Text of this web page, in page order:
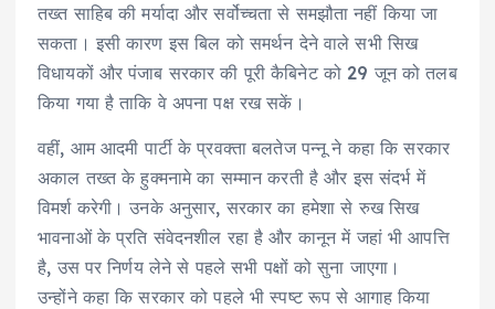
तख्त साहिब की मर्यादा और सर्वोच्चता से समझौता नहीं किया जा
सकता। इसी कारण इस बिल को समर्थन देने वाले सभी सिख
विधायकों और पंजाब सरकार की पूरी कैबिनेट को 29 जून को तलब
किया गया है ताकि वे अपना पक्ष रख सकें।
वहीं, आम आदमी पार्टी के प्रवक्ता बलतेज पन्नू ने कहा कि सरकार
अकाल तख्त के हुक्मनामे का सम्मान करती है और इस संदर्भ में
विमर्श करेगी। उनके अनुसार, सरकार का हमेशा से रुख सिख
भावनाओं के प्रति संवेदनशील रहा है और कानून में जहां भी आपत्ति
है, उस पर निर्णय लेने से पहले सभी पक्षों को सुना जाएगा।
उन्होंने कहा कि सरकार को पहले भी स्पष्ट रूप से आगाह किया